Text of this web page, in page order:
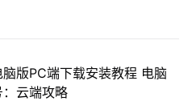
版PC端下载安装教程 电脑
云端攻略